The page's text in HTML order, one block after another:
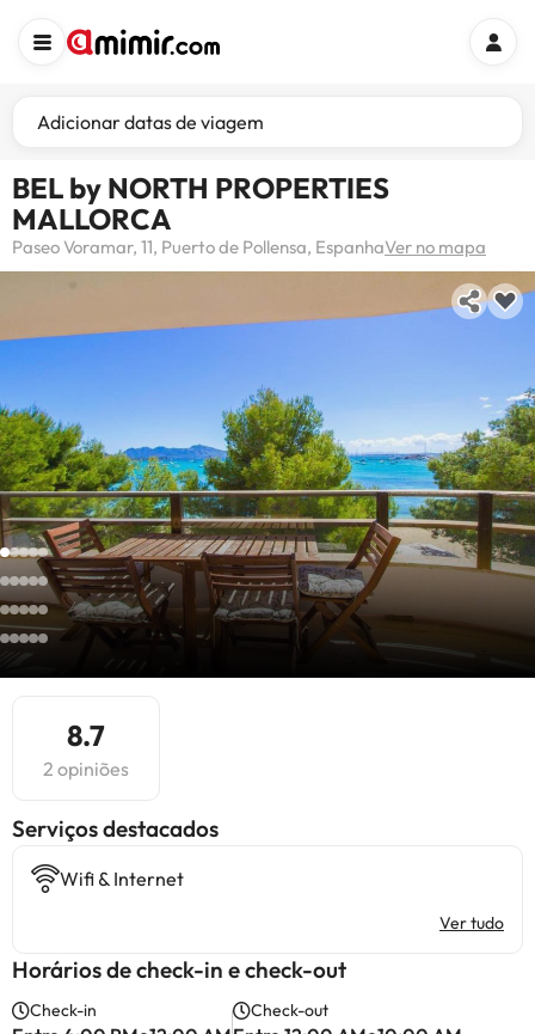
Adicionar datas de viagem
BEL by NORTH PROPERTIES
MALLORCA
Paseo Voramar, 11, Puerto de Pollensa, EspanhaVer no mapa
8.7
2 opiniões
Serviços destacados
Wifi & Internet
Ver tudo
Horários de check-in e check-out
Check-in Check-out